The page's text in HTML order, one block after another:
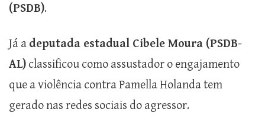
(PSDB).
Já a deputada estadual Cibele Moura (PSDB-
AL) classificou como assustador o engajamento
que a violência contra Pamella Holanda tem
gerado nas redes sociais do agressor.